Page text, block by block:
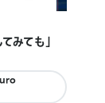
みても」